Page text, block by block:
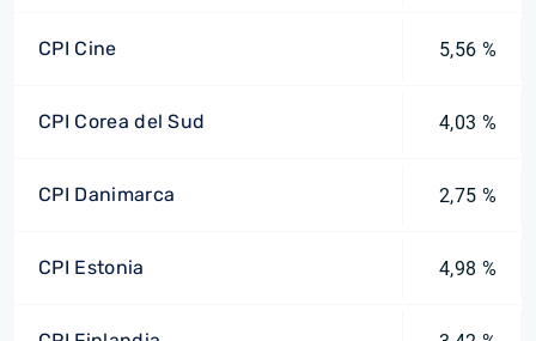
CPI Cine 5,56 %
CPI Corea del Sud 4,03 %
CPI Danimarca 2,75 %
CPI Estonia 4,98 %